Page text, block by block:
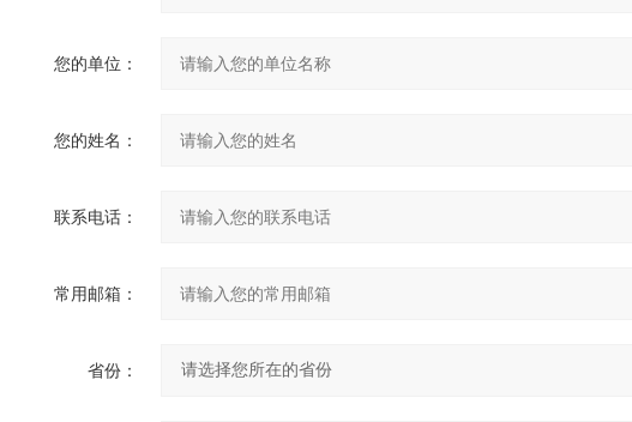
您的单位：
您的姓名：
联系电话：
常用邮箱：
省份：